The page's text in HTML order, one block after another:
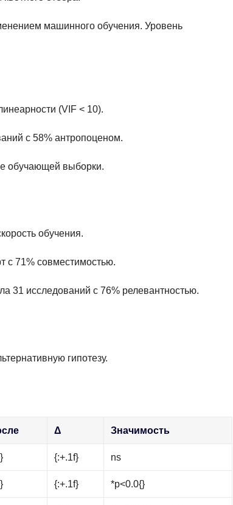
машинного обучения. Уровень
(VIF < 10).
с 58% антропоценом.
обучающей выборки.
обучения.
с 71% совместимостью.
31 исследований с 76% релевантностью.
гипотезу.
Δ Значимость
{:+.1f} ns
{:+.1f} *p<0.0{}